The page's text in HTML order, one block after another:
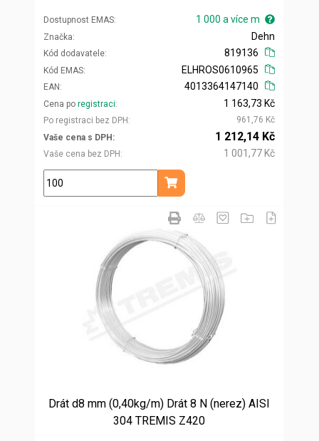
Dostupnost EMAS 1 000 a více m
Značka
Kód dodavatele
Dehn
819136
Kód EMAS
EAN
ELHROS0610965
4013364147140
Cena po registraci
Po registraci bez DPH
1 163,73 Kč
961,76 Kč
Vaše cena s DPH
Vaše cena bez DPH
1 212,14 Kč
1 001,77 Kč
m
Přidat do košíku
Drát d8 mm (0,40kg/m) Drát 8 N (nerez) AISI
304 TREMIS Z420